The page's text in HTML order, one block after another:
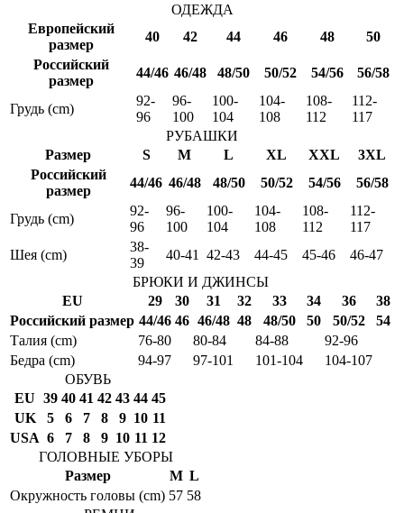
ОДЕЖДА
Европейский
размер
40 42 44 46 48
50
Российский
размер
44/46 46/48 48/50 50/52 54/56 56/58
Грудь (cm)
92-
96
96-
100
100-
104
104-
108
108-
112
112-
117
РУБАШКИ
Размер
S M L XL XXL
3XL
Российский
размер
44/46 46/48 48/50 50/52 54/56 56/58
Грудь (cm)
92-
96
96-
100
100-
104
104-
108
108-
112
112-
117
Шея (cm)
38-
39
40-41 42-43 44-45 45-46
46-47
БРЮКИ И ДЖИНСЫ
EU
29 30 31 32 33 34 36
38
Российский размер 44/46 46 46/48 48 48/50 50 50/52
54
Талия (cm)
76-80 80-84 84-88
92-96
Бедра (cm)
94-97 97-101 101-104
104-107
ОБУВЬ
EU 39 40 41 42 43 44 45
UK
5 6 7 8 9 10 11
USA 6 7 8 9 10 11 12
ГОЛОВНЫЕ УБОРЫ
Размер
M L
Окружность головы (cm) 57 58